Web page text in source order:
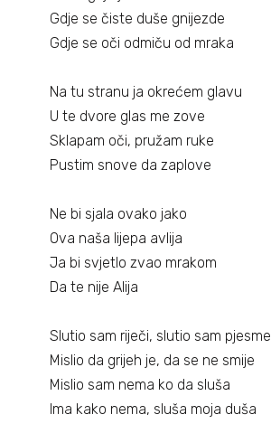
Partneri
Kontakt
Gdje se čiste duše gnijezde
Gdje se oči odmiču od mraka
Na tu stranu ja okrećem glavu
U te dvore glas me zove
Sklapam oči, pružam ruke
Pustim snove da zaplove
Ne bi sjala ovako jako
Ova naša lijepa avlija
Ja bi svjetlo zvao mrakom
Da te nije Alija
Slutio sam riječi, slutio sam pjesme
Mislio da grijeh je, da se ne smije
Mislio sam nema ko da sluša
Ima kako nema, sluša moja duša